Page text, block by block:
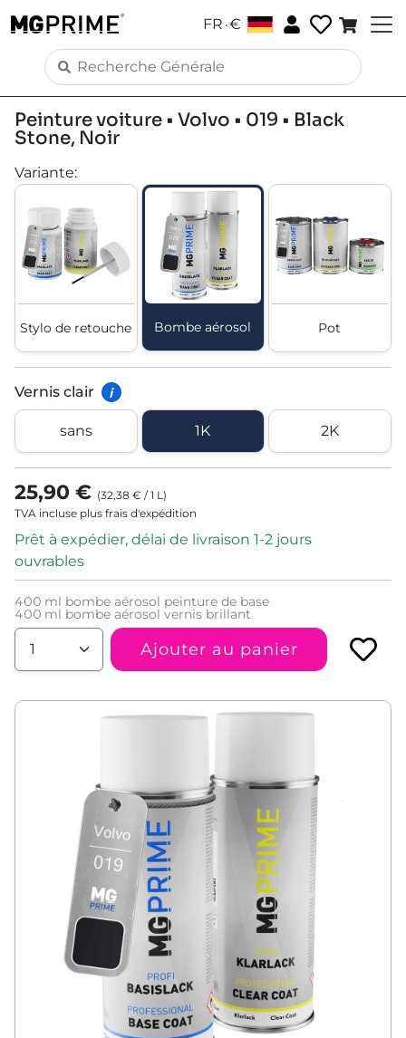
FR .€
Peinture voiture • Volvo • 019 • Black
Stone, Noir
Variante:
Stylo de retouche Bombe aérosol Pot
Vernis clair i
sans 1K 2K
25,90 € (32,38 € /1 L )
TVA incluse plus frais d'expédition
Prêt à expédier, délai de livraison 1-2 jours
ouvrables
400 ml bombe aérosol peinture de base
400 ml bombe aérosol vernis brillant
Ajouter au panier